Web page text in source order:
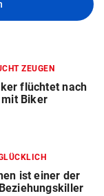
ZEUGEN
flüchtet nach
Biker
ist einer der